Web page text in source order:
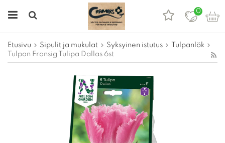
0
Etusivu Sipulit ja mukulat Syksyinen istutus
Tulpanlök
Tulpan Fransig Tulipa Dallas 6st